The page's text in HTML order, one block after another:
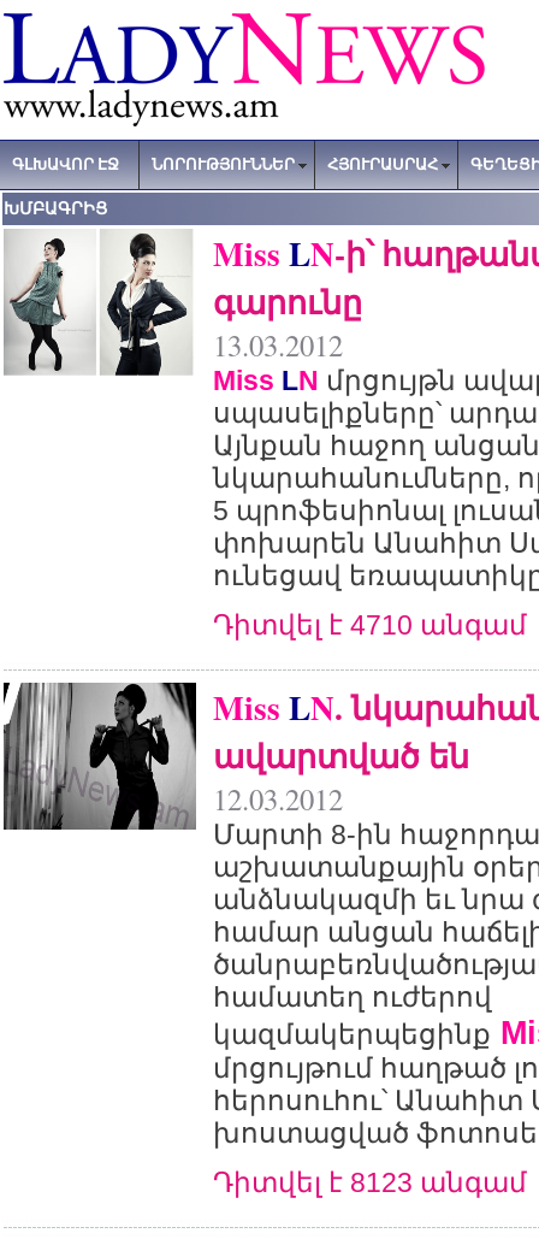
ԳԼԽԱՎՈՐ ԷՋ ՆՈՐՈՒԹՅՈՒՆՆԵՐ ՀՅՈՒՐԱՍՐԱՀ
ԽՄԲԱԳՐԻՑ
Miss LN-ի՝
գարունը
13.03.2012
Miss LN մրցույթն
սպասելիքները՝
Այնքան հաջող անցան
նկարահանումները,
5 պրոֆեսիոնալ
փոխարեն Անահիտ
ունեցավ
Դիտվել է 4710 անգամ
Miss LN.
ավարտված են
12.03.2012
Մարտի 8-ին
աշխատանքային
անձնակազմի եւ նրա
համար անցան
համատեղ ուժերով
կազմակերպեցինք
մրցույթում հաղթած
հերոսուհու՝
խոստացված
Դիտվել է 8123 անգամ